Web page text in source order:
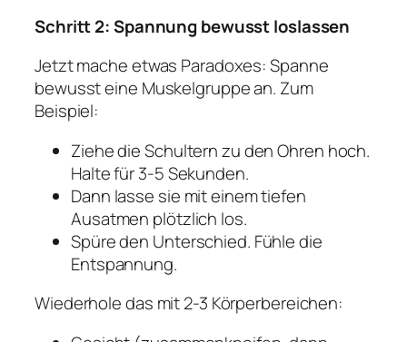
Schritt 2: Spannung bewusst loslassen
Jetzt mache etwas Paradoxes: Spanne
bewusst eine Muskelgruppe an. Zum
Beispiel:
Ziehe die Schultern zu den Ohren hoch.
Halte für 3-5 Sekunden.
Dann lasse sie mit einem tiefen
Ausatmen plötzlich los.
Spüre den Unterschied. Fühle die
Entspannung.
Wiederhole das mit 2-3 Körperbereichen: